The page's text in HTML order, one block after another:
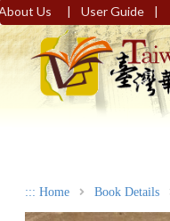
Us | User Guide |
::: Home Book Details